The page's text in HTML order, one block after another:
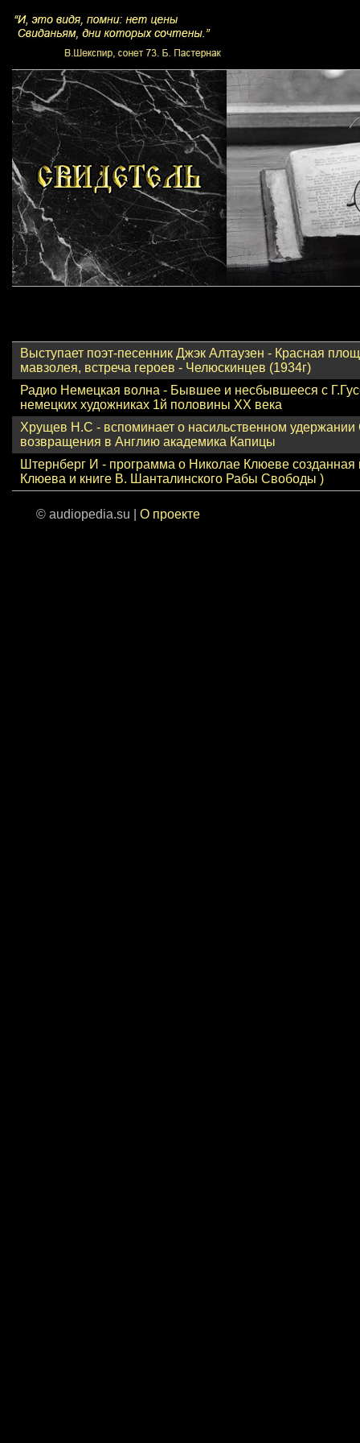
Выступает поэт-песенник Джэк Алтаузен - Красная
мавзолея, встреча героев - Челюскинцев (1934г)
Радио Немецкая волна - Бывшее и несбывшееся с
немецких художниках 1й половины ХХ века
Хрущев Н.С - вспоминает о насильственном
возвращения в Англию академика Капицы
Штернберг И - программа о Николае Клюеве созданная
Клюева и книге В. Шанталинского Рабы Свободы )
© audiopedia.su | О проекте